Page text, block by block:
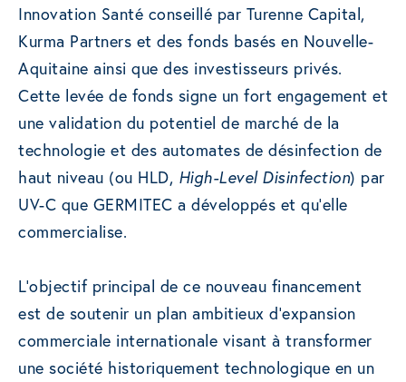
Innovation Santé conseillé par Turenne Capital,
Kurma Partners et des fonds basés en Nouvelle-
Aquitaine ainsi que des investisseurs privés.
Cette levée de fonds signe un fort engagement et
une validation du potentiel de marché de la
technologie et des automates de désinfection de
haut niveau (ou HLD, High-Level Disinfection) par
UV-C que GERMITEC a développés et qu’elle
commercialise.
L’objectif principal de ce nouveau financement
est de soutenir un plan ambitieux d’expansion
commerciale internationale visant à transformer
une société historiquement technologique en un